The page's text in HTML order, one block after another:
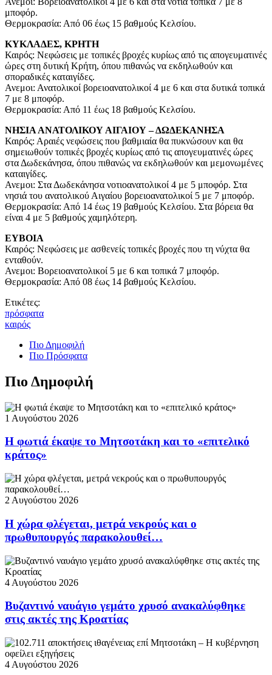
μποφόρ.
Θερμοκρασία: Από 06 έως 15 βαθμούς Κελσίου.
ΚΥΚΛΑΔΕΣ, ΚΡΗΤΗ
Καιρός: Νεφώσεις με τοπικές βροχές κυρίως από τις απογευματινές
ώρες στη δυτική Κρήτη, όπου πιθανώς να εκδηλωθούν και
σποραδικές καταιγίδες.
Ανεμοι: Ανατολικοί βορειοανατολικοί 4 με 6 και στα δυτικά τοπικά
7 με 8 μποφόρ.
Θερμοκρασία: Από 11 έως 18 βαθμούς Κελσίου.
ΝΗΣΙΑ ΑΝΑΤΟΛΙΚΟΥ ΑΙΓΑΙΟΥ – ΔΩΔΕΚΑΝΗΣΑ
Καιρός: Αραιές νεφώσεις που βαθμιαία θα πυκνώσουν και θα
σημειωθούν τοπικές βροχές κυρίως από τις απογευματινές ώρες
στα Δωδεκάνησα, όπου πιθανώς να εκδηλωθούν και μεμονωμένες
καταιγίδες.
Ανεμοι: Στα Δωδεκάνησα νοτιοανατολικοί 4 με 5 μποφόρ. Στα
νησιά του ανατολικού Αιγαίου βορειοανατολικοί 5 με 7 μποφόρ.
Θερμοκρασία: Από 14 έως 19 βαθμούς Κελσίου. Στα βόρεια θα
είναι 4 με 5 βαθμούς χαμηλότερη.
ΕΥΒΟΙΑ
Καιρός: Νεφώσεις με ασθενείς τοπικές βροχές που τη νύχτα θα
ενταθούν.
Ανεμοι: Βορειοανατολικοί 5 με 6 και τοπικά 7 μποφόρ.
Θερμοκρασία: Από 08 έως 14 βαθμούς Κελσίου.
Ετικέτες:
πρόσφατα
καιρός
Πιο Δημοφιλή
Πιο Πρόσφατα
Πιο Δημοφιλή
1 Αυγούστου 2026
Η φωτιά έκαψε το Μητσοτάκη και το «επιτελικό
κράτος»
2 Αυγούστου 2026
Η χώρα φλέγεται, μετρά νεκρούς και ο
πρωθυπουργός παρακολουθεί…
4 Αυγούστου 2026
Βυζαντινό ναυάγιο γεμάτο χρυσό ανακαλύφθηκε
στις ακτές της Κροατίας
4 Αυγούστου 2026